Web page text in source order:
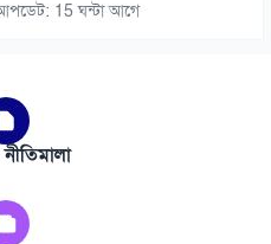
15 ঘন্টা আগে